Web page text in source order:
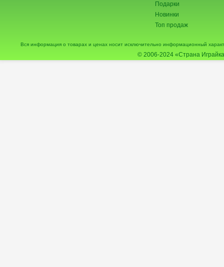
Подарки
Новинки
Топ продаж
Вся информация о товарах и ценах носит исключительно информационный
© 2006-2024 «Страна